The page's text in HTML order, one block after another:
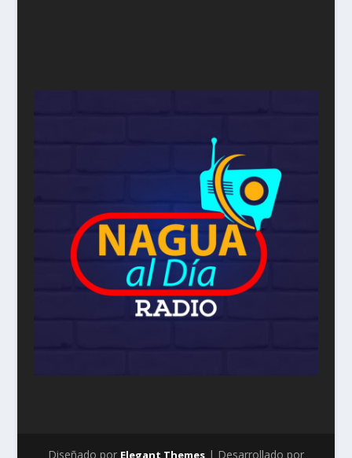
Diseñado por Elegant Themes| Desarrollado por